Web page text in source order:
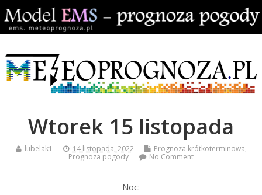
Wtorek 15 listopada
lubelak1 14 listopada, 2022 Prognoza krótkoterminowa,
Prognoza pogody
No Comment
Noc: